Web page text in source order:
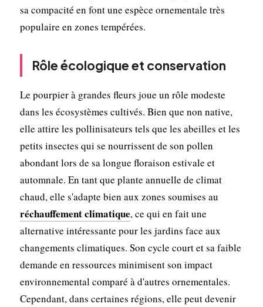
sa compacité en font une espèce ornementale très
populaire en zones tempérées.
Rôle écologique et conservation
Le pourpier à grandes fleurs joue un rôle modeste
dans les écosystèmes cultivés. Bien que non native,
elle attire les pollinisateurs tels que les abeilles et les
petits insectes qui se nourrissent de son pollen
abondant lors de sa longue floraison estivale et
automnale. En tant que plante annuelle de climat
chaud, elle s'adapte bien aux zones soumises au
réchauffement climatique, ce qui en fait une
alternative intéressante pour les jardins face aux
changements climatiques. Son cycle court et sa faible
demande en ressources minimisent son impact
environnemental comparé à d'autres ornementales.
Cependant, dans certaines régions, elle peut devenir